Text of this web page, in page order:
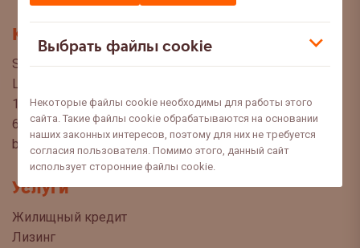
Выбрать файлы cookie
Некоторые файлы cookie необходимы для работы этого
сайта. Такие файлы cookie обрабатываются на основании
наших законных интересов, поэтому для них не требуется
согласия пользователя. Помимо этого, данный сайт
использует сторонние файлы cookie.
Контакт
Swedbank AS
Liivalaia 34
15040 Tallinn, Estonia
6310 310
blogi@swedbank.ee
Услуги
Жилищный кредит
Лизинг